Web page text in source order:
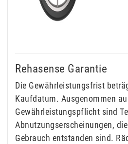
Rehasense Garantie
Die Gewährleistungsfrist
Kaufdatum. Ausgenommen
Gewährleistungspflicht sind
Abnutzungserscheinungen,
Gebrauch entstanden sind.